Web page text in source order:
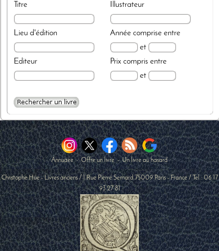
Titre
Lieu d'édition
Editeur
Illustrateur
Annéecomprise entre
et
Prixcompris entre
et
Annuaire-Offrir un livre-Un livre au hasard
Christophe Hüe - Livres anciens /1 Rue Pierre Semard 75009 Paris-France / Tel :06 17
93 27 81